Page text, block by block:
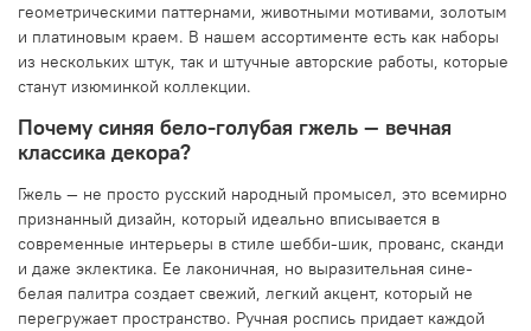
геометрическими паттернами, животными мотивами, золотым
и платиновым краем. В нашем ассортименте есть как наборы
из нескольких штук, так и штучные авторские работы, которые
станут изюминкой коллекции.
Почему синяя бело-голубая гжель — вечная
классика декора?
Гжель — не просто русский народный промысел, это всемирно
признанный дизайн, который идеально вписывается в
современные интерьеры в стиле шебби-шик, прованс, сканди
и даже эклектика. Ее лаконичная, но выразительная сине-
белая палитра создает свежий, легкий акцент, который не
перегружает пространство. Ручная роспись придает каждой